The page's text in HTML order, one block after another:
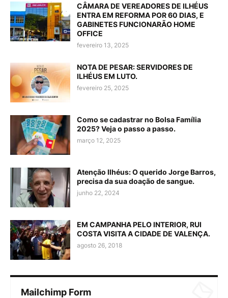
CÂMARA DE VEREADORES DE ILHÉUS
ENTRA EM REFORMA POR 60 DIAS, E
GABINETES FUNCIONARÃO HOME
OFFICE
fevereiro 13, 2025
NOTA DE PESAR: SERVIDORES DE
ILHÉUS EM LUTO.
fevereiro 25, 2025
Como se cadastrar no Bolsa Família
2025? Veja o passo a passo.
março 12, 2025
Atenção Ilhéus: O querido Jorge Barros,
precisa da sua doação de sangue.
junho 22, 2024
EM CAMPANHA PELO INTERIOR, RUI
COSTA VISITA A CIDADE DE VALENÇA.
agosto 26, 2018
Mailchimp Form